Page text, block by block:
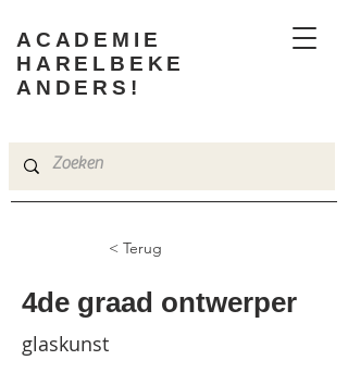
ACADEMIE
HARELBEKE
ANDERS!
< Terug
4de graad ontwerper
glaskunst